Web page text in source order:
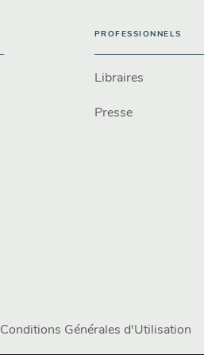
PROFESSIONNELS
Libraires
Presse
Conditions Générales d'Utilisation